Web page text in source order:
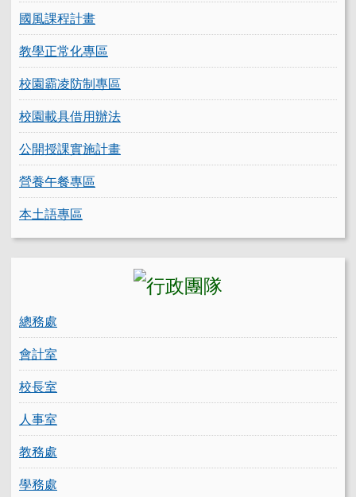
國風課程計畫
教學正常化專區
校園霸凌防制專區
校園載具借用辦法
公開授課實施計畫
營養午餐專區
本土語專區
總務處
會計室
校長室
人事室
教務處
學務處